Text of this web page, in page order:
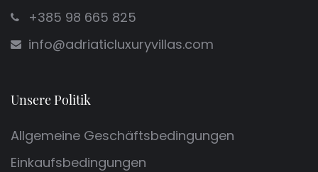
+385 98 665 825
info@adriaticluxuryvillas.com
Unsere Politik
Allgemeine Geschäftsbedingungen
Einkaufsbedingungen